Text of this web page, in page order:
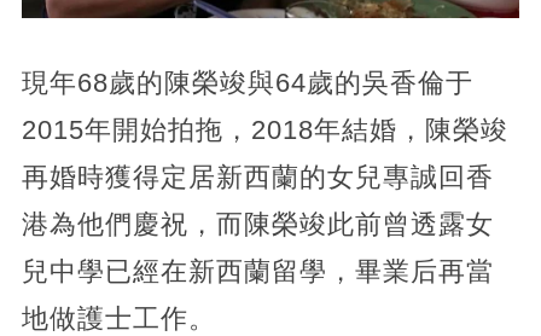
現年68歲的陳榮竣與64歲的吳香倫于
2015年開始拍拖，2018年結婚，陳榮竣
再婚時獲得定居新西蘭的女兒專誠回香
港為他們慶祝，而陳榮竣此前曾透露女
兒中學已經在新西蘭留學，畢業后再當
地做護士工作。